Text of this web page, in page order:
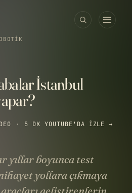
İstanbul
· 5 DK YOUTUBE'DA IZLE →
yıllar boyunca test
yollara çıkmaya